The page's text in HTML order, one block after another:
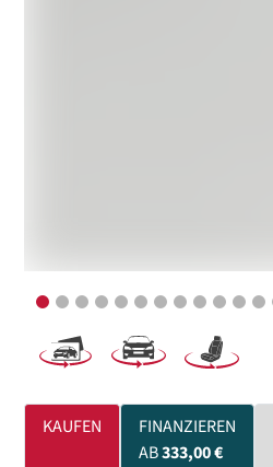
KAUFEN
FINANZIEREN
AB333,00 €